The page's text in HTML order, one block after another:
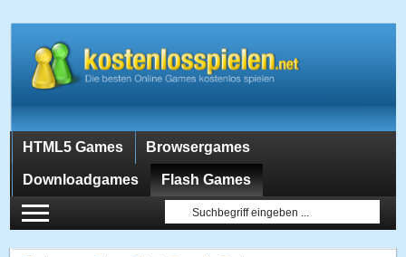
HTML5 Games Browsergames
Downloadgames Flash Games